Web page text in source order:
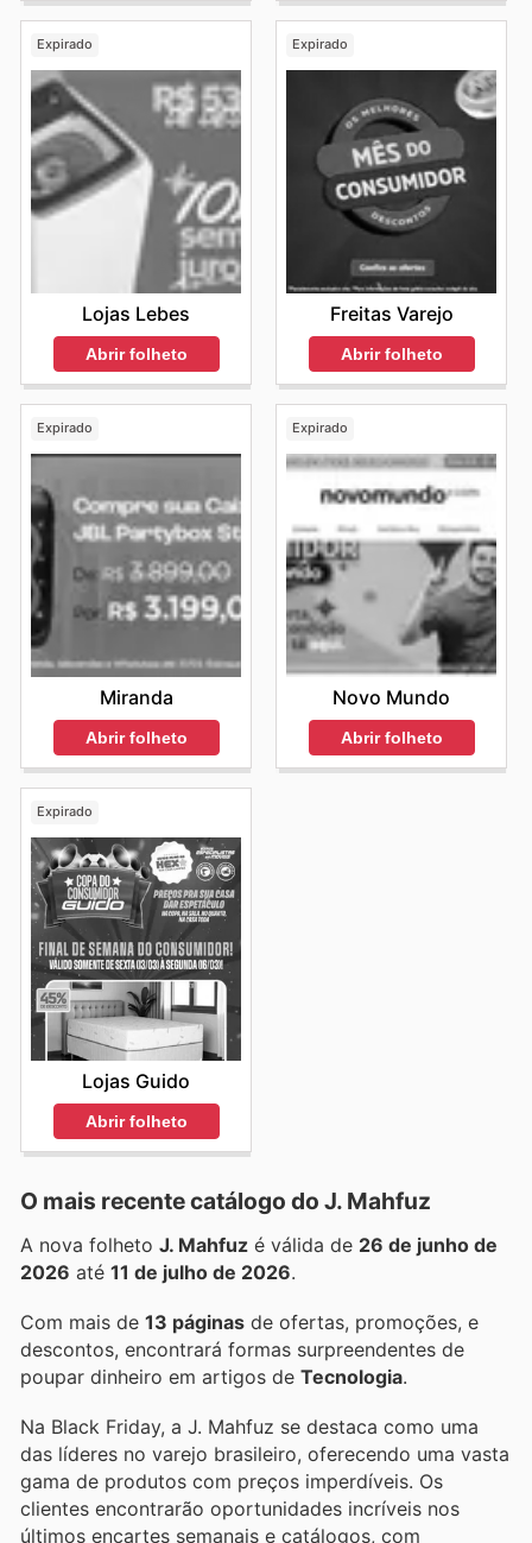
Expirado
Lojas Lebes
Abrir folheto
Expirado
Freitas Varejo
Abrir folheto
Expirado
Miranda
Abrir folheto
Expirado
Novo Mundo
Abrir folheto
Expirado
Lojas Guido
Abrir folheto
O mais recente catálogo do J. Mahfuz
A nova folheto J. Mahfuz é válida de 26 de junho de
2026 até 11 de julho de 2026.
Com mais de 13 páginas de ofertas, promoções, e
descontos, encontrará formas surpreendentes de
poupar dinheiro em artigos de Tecnologia.
Na Black Friday, a J. Mahfuz se destaca como uma
das líderes no varejo brasileiro, oferecendo uma vasta
gama de produtos com preços imperdíveis. Os
clientes encontrarão oportunidades incríveis nos
últimos encartes semanais e catálogos, com